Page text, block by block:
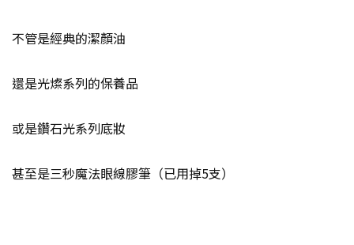
不管是經典的潔顏油
還是光燦系列的保養品
或是鑽石光系列底妝
甚至是三秒魔法眼線膠筆（已用掉5支）